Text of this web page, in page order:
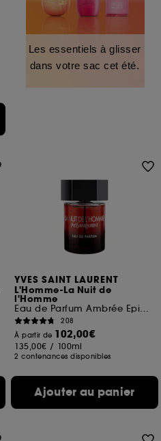
Les essentiels à glisser
dans votre sac cet été.
YVES SAINT LAURENT
L'Homme-La Nuit de
l'Homme
Eau de Parfum Ambrée Epicée pour Homme
208
À partir de 102,00€
135,00€ / 100ml
2 contenances disponibles
Ajouter au panier